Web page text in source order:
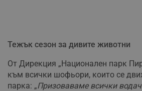
Тежък сезон за дивите животни
От Дирекция „Национален парк
към всички шофьори, които се
парка: „Призоваваме всички